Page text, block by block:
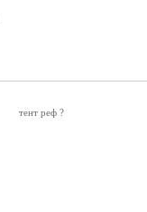
тент реф ?